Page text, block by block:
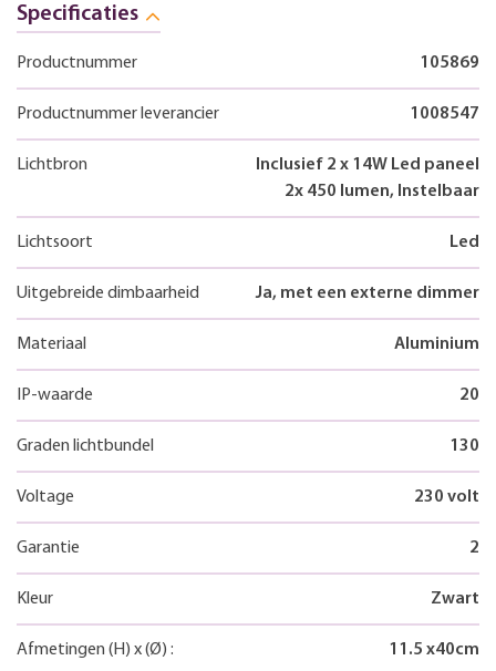
Specificaties
Productnummer 105869
Productnummer leverancier 1008547
Lichtbron
Inclusief 2 x 14W Led paneel
2x 450 lumen, Instelbaar
Lichtsoort Led
Uitgebreide dimbaarheid Ja, met een externe dimmer
Materiaal Aluminium
IP-waarde 20
Graden lichtbundel 130
Voltage 230 volt
Garantie 2
Kleur Zwart
Afmetingen (H) x(Ø) : 11.5 x40cm